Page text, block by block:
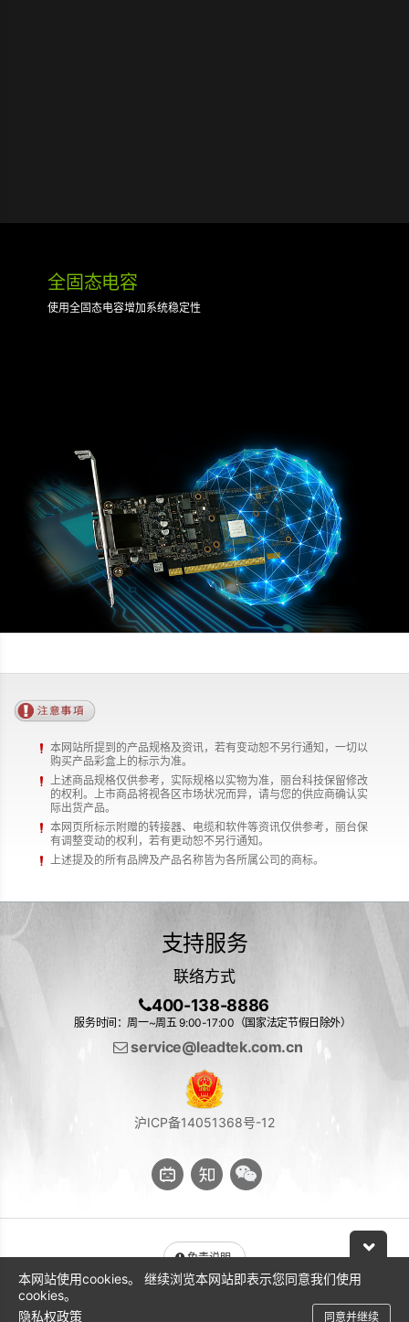
全固态电容
使用全固态电容增加系统稳定性
本网站所提到的产品规格及资讯，若有变动恕不另行通知，一切以
购买产品彩盒上的标示为准。
上述商品规格仅供参考，实际规格以实物为准，丽台科技保留修改
的权利。上市商品将视各区市场状况而异，请与您的供应商确认实
际出货产品。
本网页所标示附赠的转接器、电缆和软件等资讯仅供参考，丽台保
有调整变动的权利，若有更动恕不另行通知。
上述提及的所有品牌及产品名称皆为各所属公司的商标。
支持服务
联络方式
400-138-8886
服务时间：周一~周五 9:00-17:00（国家法定节假日除外）
service@leadtek.com.cn
沪ICP备14051368号-12
免责说明
与 NVIDIA 产品相关的图片或视频（完整或部分）的版权均归 NVIDIA
Corporation 所有
本网站使用cookies。 继续浏览本网站即表示您同意我们使用
cookies。
隐私权政策
同意并继续